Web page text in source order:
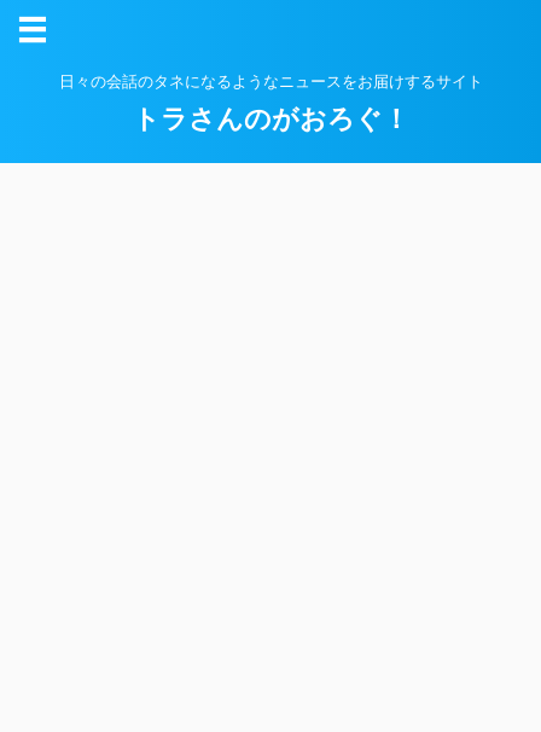
日々の会話のタネになるようなニュースをお届けするサイト
トラさんのがおろぐ！